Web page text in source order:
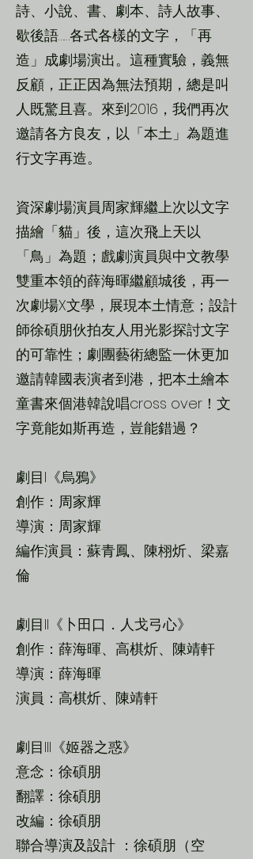
詩、小說、書、劇本、詩人故事、
歇後語……各式各樣的文字，「再
造」成劇場演出。這種實驗，義無
反顧，正正因為無法預期，總是叫
人既驚且喜。來到2016，我們再次
邀請各方良友，以「本土」為題進
行文字再造。
資深劇場演員周家輝繼上次以文字
描繪「貓」後，這次飛上天以
「鳥」為題；戲劇演員與中文教學
雙重本領的薛海暉繼顧城後，再一
次劇場X文學，展現本土情意；設計
師徐碩朋伙拍友人用光影探討文字
的可靠性；劇團藝術總監一休更加
邀請韓國表演者到港，把本土繪本
童書來個港韓說唱cross over！文
字竟能如斯再造，豈能錯過？
劇目I《烏鴉》
創作：周家輝
導演：周家輝
編作演員：蘇青鳳、陳栩炘、梁嘉
倫
劇目II《卜田口．人戈弓心》
創作：薛海暉、高棋炘、陳靖軒
導演：薛海暉
演員：高棋炘、陳靖軒
劇目III《姬器之惑》
意念：徐碩朋
翻譯：徐碩朋
改編：徐碩朋
聯合導演及設計 ：徐碩朋（空